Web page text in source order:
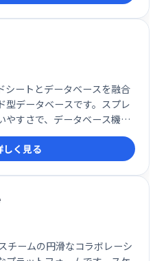
ー構築と生産性向上を実現
ポートします。
ートとデータベースを融合
型データベースです。スプレ
やすさで、データベース機能
作業もスムーズに行えます。
能で、業務効率化に最適な
おすすめで、手軽にデータベ
すすめです。
しく見る
チームの円滑なコラボレーシ